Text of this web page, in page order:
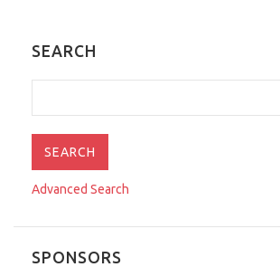
SEARCH
Advanced Search
SPONSORS